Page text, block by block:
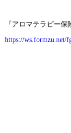
『アロマテラピー保
https://ws.formzu.net/